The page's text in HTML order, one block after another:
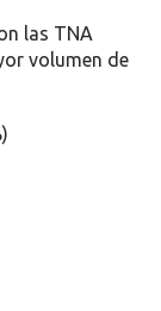
las TNA
volumen de